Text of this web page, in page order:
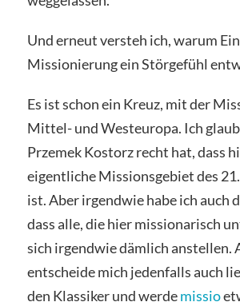
Und erneut versteh ich, warum
Missionierung ein Störgefühl
Es ist schon ein Kreuz, mit der
Mittel- und Westeuropa. Ich
Przemek Kostorz recht hat, dass
eigentliche Missionsgebiet des
ist. Aber irgendwie habe ich auch
dass alle, die hier missionarisch
sich irgendwie dämlich anstellen.
entscheide mich jedenfalls auch
den Klassiker und werdemissio